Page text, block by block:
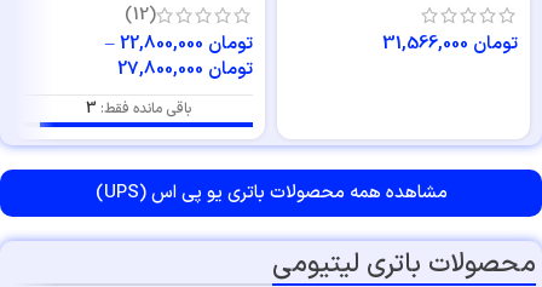
تومان
(12)
تومان
–
تومان
باقی مانده فقط: 3
مشاهده همه محصولات باتری‌ یو پی اس (UPS)
محصولات باتری لیتیومی